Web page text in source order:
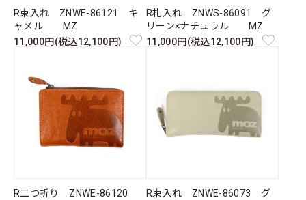
R束入れ ZNWE-86121 キ
ャメル MZ
11,000円(税込12,100円)
R札入れ ZNWS-86091 グ
リーン×ナチュラル MZ
11,000円(税込12,100円)
R二つ折り ZNWE-86120
R束入れ ZNWE-86073 グ